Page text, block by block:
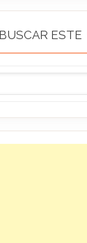
BUSCAR ESTE